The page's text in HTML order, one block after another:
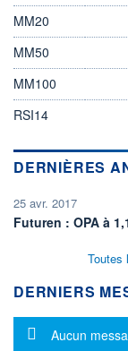
MM20
MM50
MM100
RSI14
DERNIÈRES
25 avr. 2017
Futuren : OPA à
Toutes
DERNIERS
Message
Aucun